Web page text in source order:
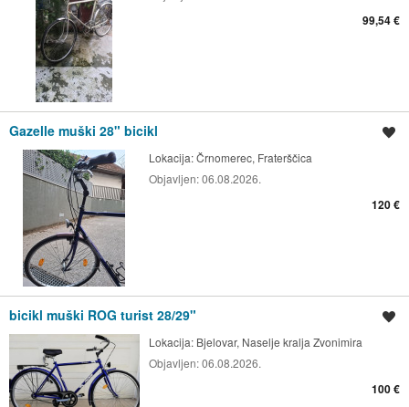
99,54 €
Gazelle muški 28" bicikl
Lokacija:Črnomerec, Fraterščica
Objavljen:06.08.2026.
120 €
bicikl muški ROG turist 28/29"
Lokacija: Bjelovar, Naselje kralja Zvonimira
Objavljen:06.08.2026.
100 €